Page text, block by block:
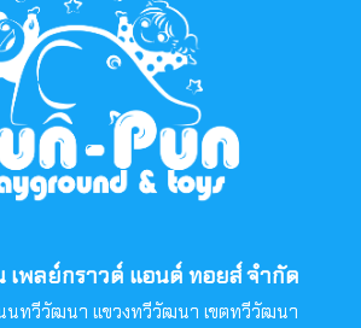
พลย์กราวด์ แอนด์ ทอยส์ จำกัด
นทวีวัฒนา แขวงทวีวัฒนา เขตทวีวัฒนา